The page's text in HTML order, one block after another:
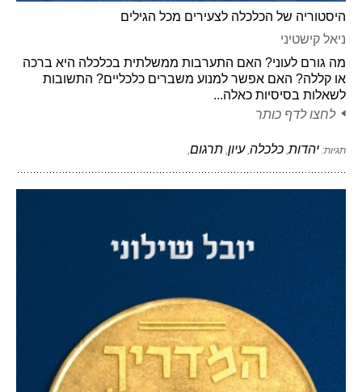
היסטוריה של הכלכלה לצעירים מכל הגילים
ניאל קישטיני
מה גורם לעוני? האם התערבות ממשלתית בכלכלה היא ברכה
או קללה? האם אפשר למנוע משברים כלכליים? התשובות
לשאלות בסיסיות כאלה...
לחצו לדף כותר
תגיות: יהדות כלכלה ,עיון תרגום